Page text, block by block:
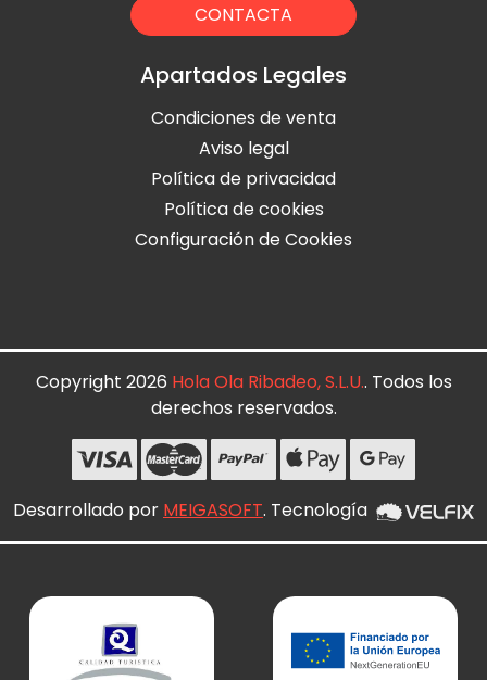
CONTACTA
Apartados Legales
Condiciones de venta
Aviso legal
Política de privacidad
Política de cookies
Configuración de Cookies
Copyright 2026 Hola Ola Ribadeo, S.L.U.. Todos los
derechos reservados.
Desarrollado por MEIGASOFT. Tecnología